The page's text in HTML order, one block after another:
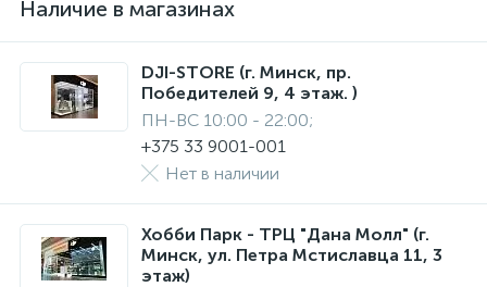
Наличие в магазинах
DJI-STORE (г. Минск, пр.
Победителей 9, 4 этаж. )
ПН-ВС 10:00 - 22:00;
+375 33 9001-001
Нет в наличии
Хобби Парк - ТРЦ "Дана Молл" (г.
Минск, ул. Петра Мстиславца 11, 3
этаж)